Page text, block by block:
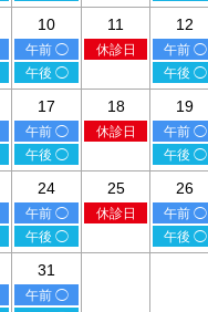
10
午前 ◯
午後 ◯
11
休診日
12
午前 ◯
午後 ◯
17
午前 ◯
午後 ◯
18
休診日
19
午前 ◯
午後 ◯
24
午前 ◯
午後 ◯
25
休診日
26
午前 ◯
午後 ◯
31
午前 ◯